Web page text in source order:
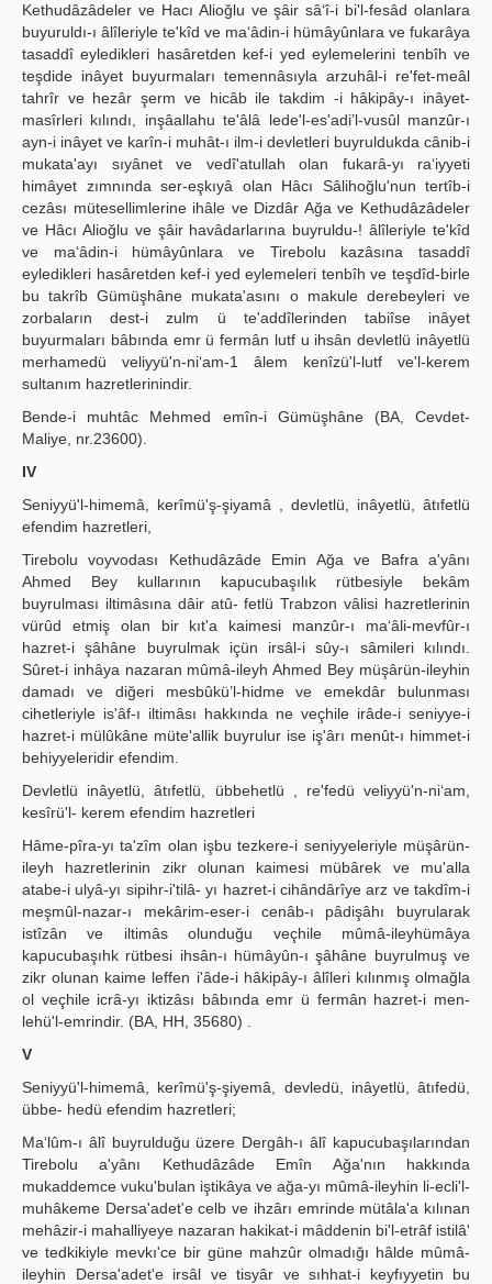
Kethudâzâdeler ve Hacı Alioğlu ve şâir sâ‘î-i bi'l-fesâd olanlara
buyuruldı-ı âlîleriyle te'kîd ve ma‘âdin-i hümâyûnlara ve fukarâya
tasaddî eyledikleri hasâretden kef-i yed eylemelerini tenbîh ve
teşdide inâyet buyurmaları temennâsıyla arzuhâl-i re'fet-meâl
tahrîr ve hezâr şerm ve hicâb ile takdim -i hâkipây-ı inâyet-
masîrleri kılındı, inşâallahu te'âlâ lede'l-es'adi’l-vusûl manzûr-ı
ayn-i inâyet ve karîn-i muhât-ı ilm-i devletleri buyruldukda cânib-i
mukata'ayı sıyânet ve vedî'atullah olan fukarâ-yı ra‘iyyeti
himâyet zımnında ser-eşkıyâ olan Hâcı Sâlihoğlu'nun tertîb-i
cezâsı mütesellimlerine ihâle ve Dizdâr Ağa ve Kethudâzâdeler
ve Hâcı Alioğlu ve şâir havâdarlarına buyruldu-! âlîleriyle te'kîd
ve ma‘âdin-i hümâyûnlara ve Tirebolu kazâsına tasaddî
eyledikleri hasâretden kef-i yed eylemeleri tenbîh ve teşdîd-birle
bu takrîb Gümüşhâne mukata'asını o makule derebeyleri ve
zorbaların dest-i zulm ü te'addîlerinden tabiîse inâyet
buyurmaları bâbında emr ü fermân lutf u ihsân devletlü inâyetlü
merhamedü veliyyü'n-ni‘am-1 âlem kenîzü'l-lutf ve'l-kerem
sultanım hazretlerinindir.
Bende-i muhtâc Mehmed emîn-i Gümüşhâne (BA, Cevdet-
Maliye, nr.23600).
IV
Seniyyü'l-himemâ, kerîmü'ş-şiyamâ , devletlü, inâyetlü, âtıfetlü
efendim hazretleri,
Tirebolu voyvodası Kethudâzâde Emin Ağa ve Bafra a'yânı
Ahmed Bey kullarının kapucubaşılık rütbesiyle bekâm
buyrulması iltimâsına dâir atû- fetlü Trabzon vâlisi hazretlerinin
vürûd etmiş olan bir kıt'a kaimesi manzûr-ı ma‘âli-mevfûr-ı
hazret-i şâhâne buyrulmak içün irsâl-i sûy-ı sâmileri kılındı.
Sûret-i inhâya nazaran mûmâ-ileyh Ahmed Bey müşârün-ileyhin
damadı ve diğeri mesbûkü’l-hidme ve emekdâr bulunması
cihetleriyle is'âf-ı iltimâsı hakkında ne veçhile irâde-i seniyye-i
hazret-i mülûkâne müte'allik buyrulur ise iş'ârı menût-ı himmet-i
behiyyeleridir efendim.
Devletlü inâyetlü, âtıfetlü, übbehetlü , re'fedü veliyyü'n-ni‘am,
kesîrü'l- kerem efendim hazretleri
Hâme-pîra-yı ta'zîm olan işbu tezkere-i seniyyeleriyle müşârün-
ileyh hazretlerinin zikr olunan kaimesi mübârek ve mu'alla
atabe-i ulyâ-yı sipihr-i'tilâ- yı hazret-i cihândârîye arz ve takdîm-i
meşmûl-nazar-ı mekârim-eser-i cenâb-ı pâdişâhı buyrularak
istîzân ve iltimâs olunduğu veçhile mûmâ-ileyhümâya
kapucubaşıhk rütbesi ihsân-ı hümâyûn-ı şâhâne buyrulmuş ve
zikr olunan kaime leffen i'âde-i hâkipây-ı âlîleri kılınmış olmağla
ol veçhile icrâ-yı iktizâsı bâbında emr ü fermân hazret-i men-
lehü'l-emrindir. (BA, HH, 35680) .
V
Seniyyü'l-himemâ, kerîmü'ş-şiyemâ, devledü, inâyetlü, âtıfedü,
übbe- hedü efendim hazretleri;
Ma‘lûm-ı âlî buyrulduğu üzere Dergâh-ı âlî kapucubaşılarından
Tirebolu a'yânı Kethudâzâde Emîn Ağa'nın hakkında
mukaddemce vuku'bulan iştikâya ve ağa-yı mûmâ-ileyhin li-ecli'l-
muhâkeme Dersa'adet'e celb ve ihzârı emrinde mütâla'a kılınan
mehâzir-i mahalliyeye nazaran hakikat-i mâddenin bi'l-etrâf istilâ'
ve tedkikiyle mevkı'ce bir güne mahzûr olmadığı hâlde mûmâ-
ileyhin Dersa'adet'e irsâl ve tisyâr ve sıhhat-i keyfıyyetin bu